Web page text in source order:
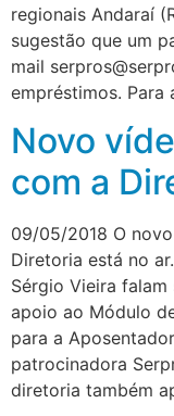
regionais Andaraí
sugestão que um
mail
empréstimos. Para
Novo
com a
09/05/2018 O
Diretoria está no
Sérgio Vieira
apoio ao Módulo
para a
patrocinadora
diretoria também